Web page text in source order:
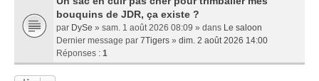
bouquins de JDR, ça existe ?
par DySe » sam. 1 août 2026 08:09 » dans Le saloon
Dernier message par 7Tigers » dim. 2 août 2026 14:00
Réponses : 1